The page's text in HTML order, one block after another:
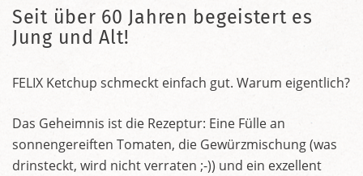
Seit über 60 Jahren begeistert es
Jung und Alt!
FELIX Ketchup schmeckt einfach gut. Warum eigentlich?
Das Geheimnis ist die Rezeptur: Eine Fülle an
sonnengereiften Tomaten, die Gewürzmischung (was
drinsteckt, wird nicht verraten ;-)) und ein exzellent